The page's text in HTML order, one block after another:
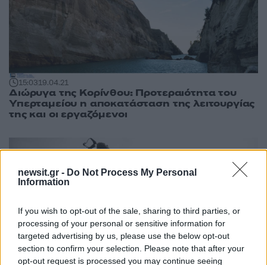
newsit.gr - Do Not Process My Personal
Information
If you wish to opt-out of the sale, sharing to third parties, or
processing of your personal or sensitive information for
targeted advertising by us, please use the below opt-out
section to confirm your selection. Please note that after your
opt-out request is processed you may continue seeing
15:0319.04.21
Διώρυγα της Κορίνθου: Προτεραιότητα του
Υπερταμείου η αποκατάσταση της λειτουργίας
της και οι εργαζόμενοι